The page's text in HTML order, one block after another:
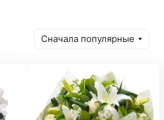
Сначала популярные